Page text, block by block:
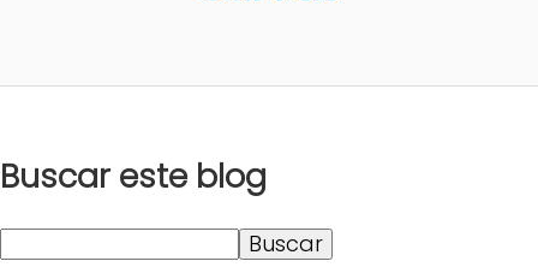
Buscar este blog